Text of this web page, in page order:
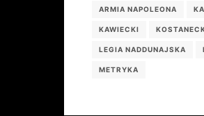
ARMIA NAPOLEONA
KAWIECKI
LEGIA NADDUNAJSKA
METRYKA